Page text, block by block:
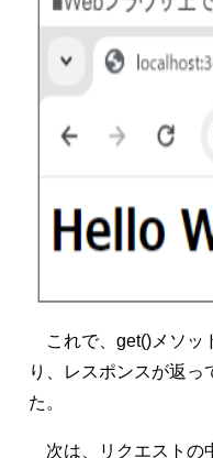
これで、get()メソッ
り、レスポンスが返っ
た。
次は、リクエストの